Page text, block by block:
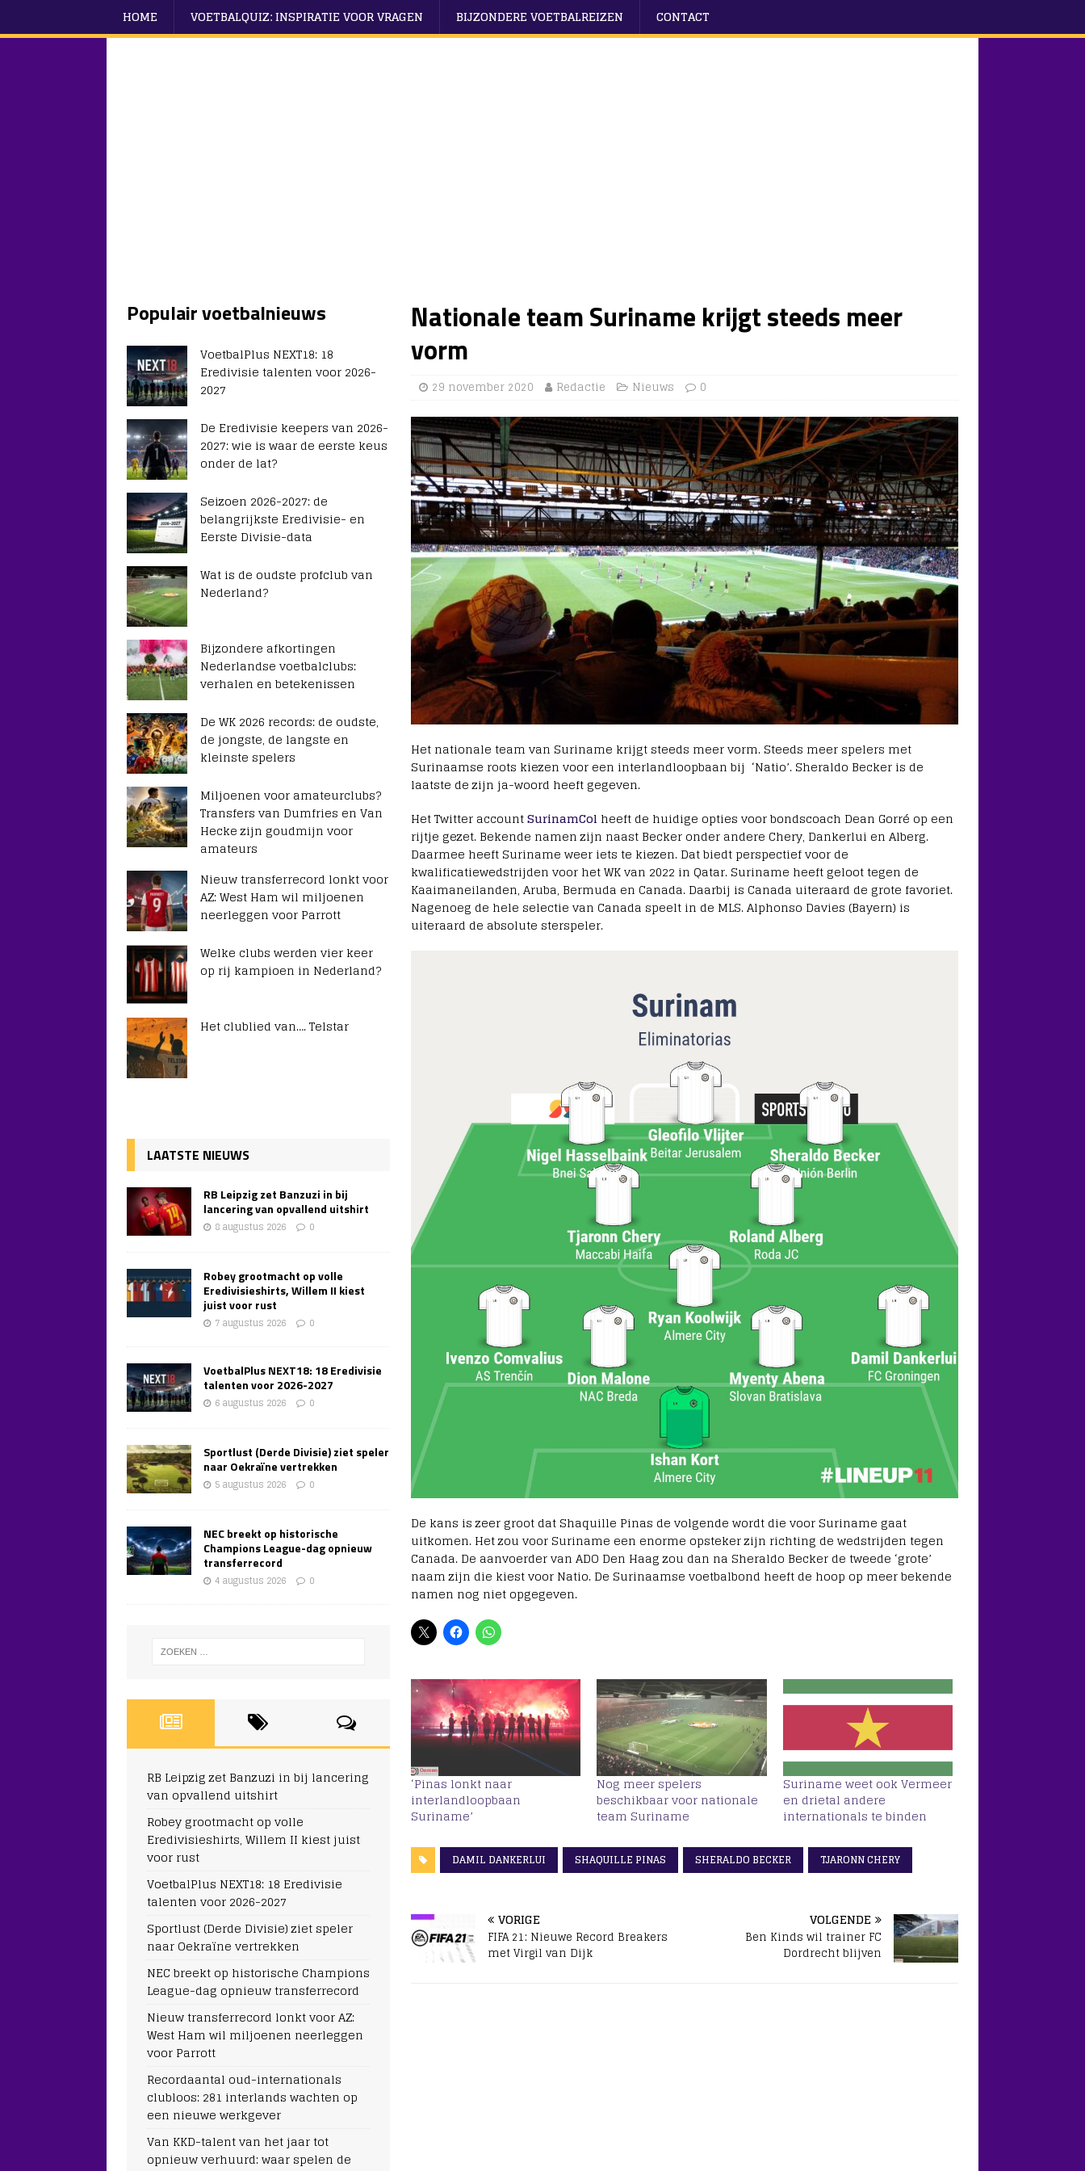
HOME VOETBALQUIZ: INSPIRATIE VOOR VRAGEN BIJZONDERE VOETBALREIZEN CONTACT
Nationale team Suriname krijgt steeds meer
vorm
29 november 2020 Redactie Nieuws 0
Het nationale team van Suriname krijgt steeds meer vorm. Steeds meer spelers met
Surinaamse roots kiezen voor een interlandloopbaan bij ‘Natio’. Sheraldo Becker is de
laatste de zijn ja-woord heeft gegeven.
Het Twitter accountSurinamCol heeft de huidige opties voor bondscoach Dean Gorré op een
rijtje gezet. Bekende namen zijn naast Becker onder andere Chery, Dankerlui en Alberg.
Daarmee heeft Suriname weer iets te kiezen. Dat biedt perspectief voor de
kwalificatiewedstrijden voor het WK van 2022 in Qatar. Suriname heeft geloot tegen de
Kaaimaneilanden, Aruba, Bermuda en Canada. Daarbij is Canada uiteraard de grote favoriet.
Nagenoeg de hele selectie van Canada speelt in de MLS. Alphonso Davies (Bayern) is
uiteraard de absolute sterspeler.
De kans is zeer groot dat Shaquille Pinas de volgende wordt die voor Suriname gaat
uitkomen. Het zou voor Suriname een enorme opsteker zijn richting de wedstrijden tegen
Canada. De aanvoerder van ADO Den Haag zou dan na Sheraldo Becker de tweede ‘grote’
naam zijn die kiest voor Natio. De Surinaamse voetbalbond heeft de hoop op meer bekende
namen nog niet opgegeven.
‘Pinas lonkt naar
interlandloopbaan
Suriname’
Nog meer spelers
beschikbaar voor nationale
team Suriname
Suriname weet ook Vermeer
en drietal andere
internationals te binden
DAMIL DANKERLUI SHAQUILLE PINAS SHERALDO BECKER TJARONN CHERY
VORIGE
FIFA 21: Nieuwe Record Breakers
met Virgil van Dijk
VOLGENDE
Ben Kinds wil trainer FC
Dordrecht blijven
Populair voetbalnieuws
VoetbalPlus NEXT18: 18
Eredivisie talenten voor 2026-
2027
De Eredivisie keepers van 2026-
2027: wie is waar de eerste keus
onder de lat?
Seizoen 2026-2027: de
belangrijkste Eredivisie- en
Eerste Divisie-data
Wat is de oudste profclub van
Nederland?
Bijzondere afkortingen
Nederlandse voetbalclubs:
verhalen en betekenissen
De WK 2026 records: de oudste,
de jongste, de langste en
kleinste spelers
Miljoenen voor amateurclubs?
Transfers van Dumfries en Van
Hecke zijn goudmijn voor
amateurs
Nieuw transferrecord lonkt voor
AZ: West Ham wil miljoenen
neerleggen voor Parrott
Welke clubs werden vier keer
op rij kampioen in Nederland?
Het clublied van…. Telstar
LAATSTE NIEUWS
RB Leipzig zet Banzuzi in bij
lancering van opvallend uitshirt
8 augustus 2026 0
Robey grootmacht op volle
Eredivisieshirts, Willem II kiest
juist voor rust
7 augustus 2026 0
VoetbalPlus NEXT18: 18 Eredivisie
talenten voor 2026-2027
6 augustus 2026 0
Sportlust (Derde Divisie) ziet speler
naar Oekraïne vertrekken
5 augustus 2026 0
NEC breekt op historische
Champions League-dag opnieuw
transferrecord
4 augustus 2026 0
RB Leipzig zet Banzuzi in bij lancering
van opvallend uitshirt
Robey grootmacht op volle
Eredivisieshirts, Willem II kiest juist
voor rust
VoetbalPlus NEXT18: 18 Eredivisie
talenten voor 2026-2027
Sportlust (Derde Divisie) ziet speler
naar Oekraïne vertrekken
NEC breekt op historische Champions
League-dag opnieuw transferrecord
Nieuw transferrecord lonkt voor AZ:
West Ham wil miljoenen neerleggen
voor Parrott
Recordaantal oud-internationals
clubloos: 281 interlands wachten op
een nieuwe werkgever
Van KKD-talent van het jaar tot
opnieuw verhuurd: waar spelen de